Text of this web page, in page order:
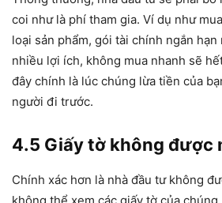
coi như là phí tham gia. Ví dụ như
loại sản phẩm, gói tài chính ngắn
nhiều lợi ích, không mua nhanh sẽ
đây chính là lúc chúng lừa tiền của
người đi trước.
4.5 Giấy tờ không được
Chính xác hơn là nhà đầu tư không